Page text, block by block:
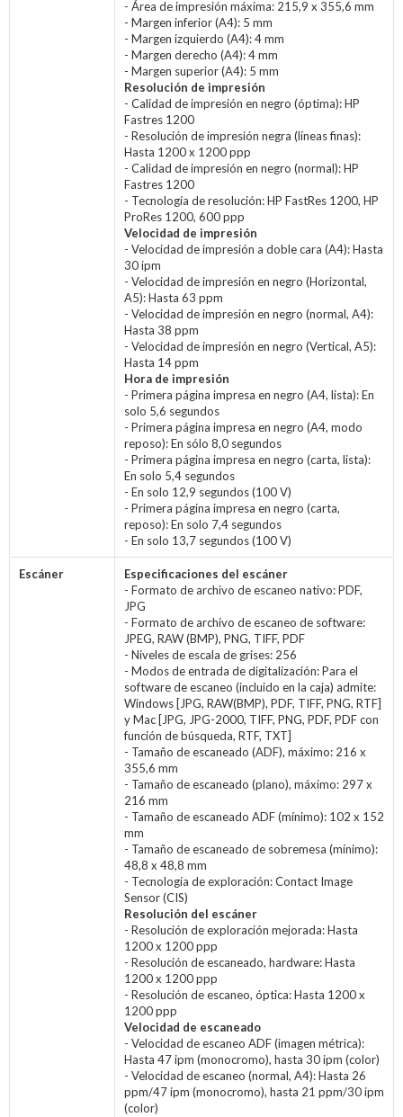
- Área de impresión máxima: 215,9 x 355,6 mm
- Margen inferior (A4): 5 mm
- Margen izquierdo (A4): 4 mm
- Margen derecho (A4): 4 mm
- Margen superior (A4): 5 mm
Resolución de impresión
- Calidad de impresión en negro (óptima): HP
Fastres 1200
- Resolución de impresión negra (líneas finas):
Hasta 1200 x 1200 ppp
- Calidad de impresión en negro (normal): HP
Fastres 1200
- Tecnología de resolución: HP FastRes 1200, HP
ProRes 1200, 600 ppp
Velocidad de impresión
- Velocidad de impresión a doble cara (A4): Hasta
30 ipm
- Velocidad de impresión en negro (Horizontal,
A5): Hasta 63 ppm
- Velocidad de impresión en negro (normal, A4):
Hasta 38 ppm
- Velocidad de impresión en negro (Vertical, A5):
Hasta 14 ppm
Hora de impresión
- Primera página impresa en negro (A4, lista): En
solo 5,6 segundos
- Primera página impresa en negro (A4, modo
reposo): En sólo 8,0 segundos
- Primera página impresa en negro (carta, lista):
En solo 5,4 segundos
- En solo 12,9 segundos (100 V)
- Primera página impresa en negro (carta,
reposo): En solo 7,4 segundos
- En solo 13,7 segundos (100 V)
Escáner
Especificaciones del escáner
- Formato de archivo de escaneo nativo: PDF,
JPG
- Formato de archivo de escaneo de software:
JPEG, RAW (BMP), PNG, TIFF, PDF
- Niveles de escala de grises: 256
- Modos de entrada de digitalización: Para el
software de escaneo (incluido en la caja) admite:
Windows [JPG, RAW(BMP), PDF, TIFF, PNG, RTF]
y Mac [JPG, JPG-2000, TIFF, PNG, PDF, PDF con
función de búsqueda, RTF, TXT]
- Tamaño de escaneado (ADF), máximo: 216 x
355,6 mm
- Tamaño de escaneado (plano), máximo: 297 x
216 mm
- Tamaño de escaneado ADF (mínimo): 102 x 152
mm
- Tamaño de escaneado de sobremesa (mínimo):
48,8 x 48,8 mm
- Tecnología de exploración: Contact Image
Sensor (CIS)
Resolución del escáner
- Resolución de exploración mejorada: Hasta
1200 x 1200 ppp
- Resolución de escaneado, hardware: Hasta
1200 x 1200 ppp
- Resolución de escaneo, óptica: Hasta 1200 x
1200 ppp
Velocidad de escaneado
- Velocidad de escaneo ADF (imagen métrica):
Hasta 47 ipm (monocromo), hasta 30 ipm (color)
- Velocidad de escaneo (normal, A4): Hasta 26
ppm/47 ipm (monocromo), hasta 21 ppm/30 ipm
(color)